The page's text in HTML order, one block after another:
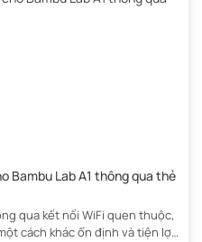
Bambu Lab A1 thông qua thẻ
qua kết nối WiFi quen thuộc,
cách khác ổn định và tiện lợi